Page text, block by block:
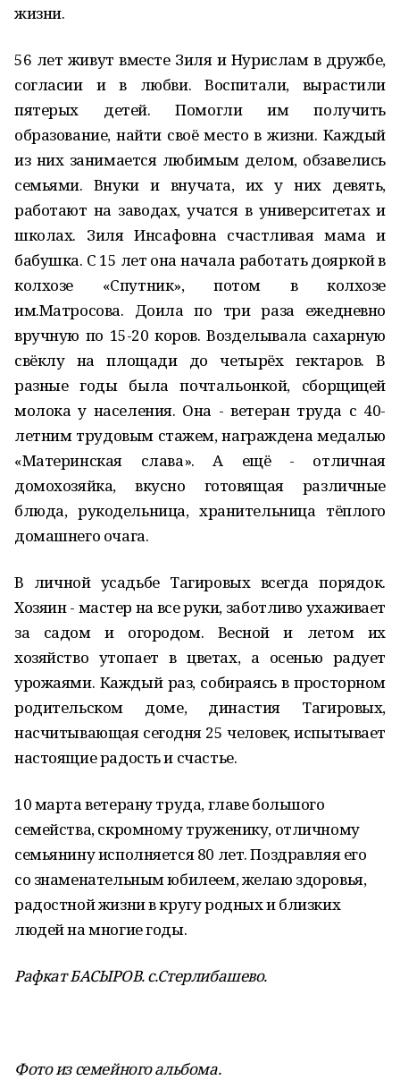
жизни.
56 лет живут вместе Зиля и Нурислам в дружбе,
согласии и в любви. Воспитали, вырастили
пятерых детей. Помогли им получить
образование, найти своё место в жизни. Каждый
из них занимается любимым делом, обзавелись
семьями. Внуки и внучата, их у них девять,
работают на заводах, учатся в университетах и
школах. Зиля Инсафовна счастливая мама и
бабушка. С 15 лет она начала работать дояркой в
колхозе «Спутник», потом в колхозе
им.Матросова. Доила по три раза ежедневно
вручную по 15-20 коров. Возделывала сахарную
свёклу на площади до четырёх гектаров. В
разные годы была почтальонкой, сборщицей
молока у населения. Она - ветеран труда с 40-
летним трудовым стажем, награждена медалью
«Материнская слава». А ещё - отличная
домохозяйка, вкусно готовящая различные
блюда, рукодельница, хранительница тёплого
домашнего очага.
В личной усадьбе Тагировых всегда порядок.
Хозяин - мастер на все руки, заботливо ухаживает
за садом и огородом. Весной и летом их
хозяйство утопает в цветах, а осенью радует
урожаями. Каждый раз, собираясь в просторном
родительском доме, династия Тагировых,
насчитывающая сегодня 25 человек, испытывает
настоящие радость и счастье.
10 марта ветерану труда, главе большого
семейства, скромному труженику, отличному
семьянину исполняется 80 лет. Поздравляя его
со знаменательным юбилеем, желаю здоровья,
радостной жизни в кругу родных и близких
людей на многие годы.
Рафкат БАСЫРОВ. с.Стерлибашево.
Фото из семейного альбома.